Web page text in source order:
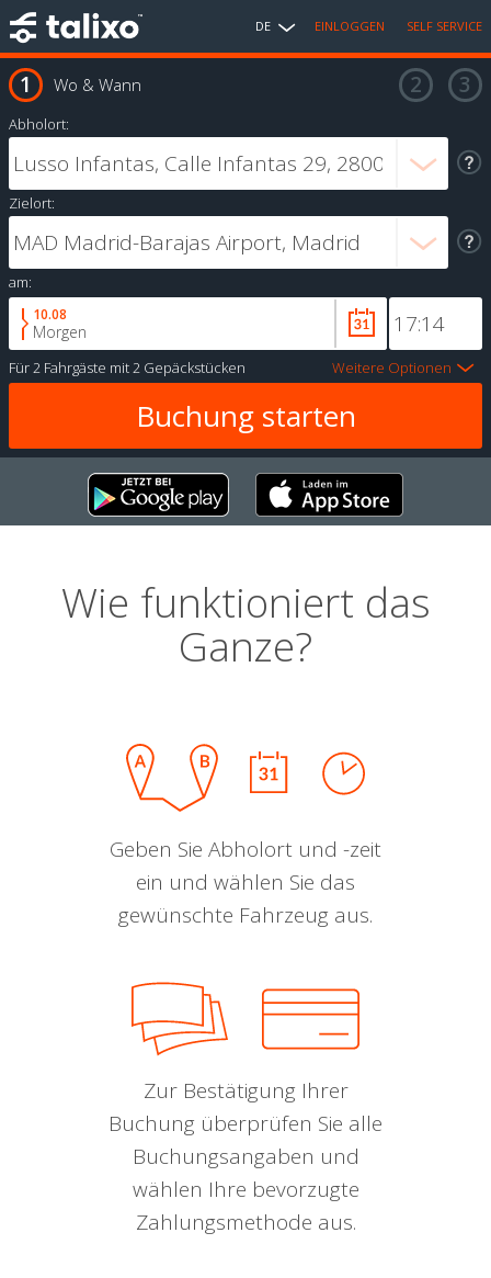
DE EINLOGGEN SELF SERVICE
Wo & Wann
Abholort:
Zielort:
am:
10.08
Morgen
Für2 Fahrgäste mit2 Gepäckstücken Weitere Optionen
Wie funktioniert das
Ganze?
Geben Sie Abholort und -zeit
ein und wählen Sie das
gewünschte Fahrzeug aus.
Zur Bestätigung Ihrer
Buchung überprüfen Sie alle
Buchungsangaben und
wählen Ihre bevorzugte
Zahlungsmethode aus.